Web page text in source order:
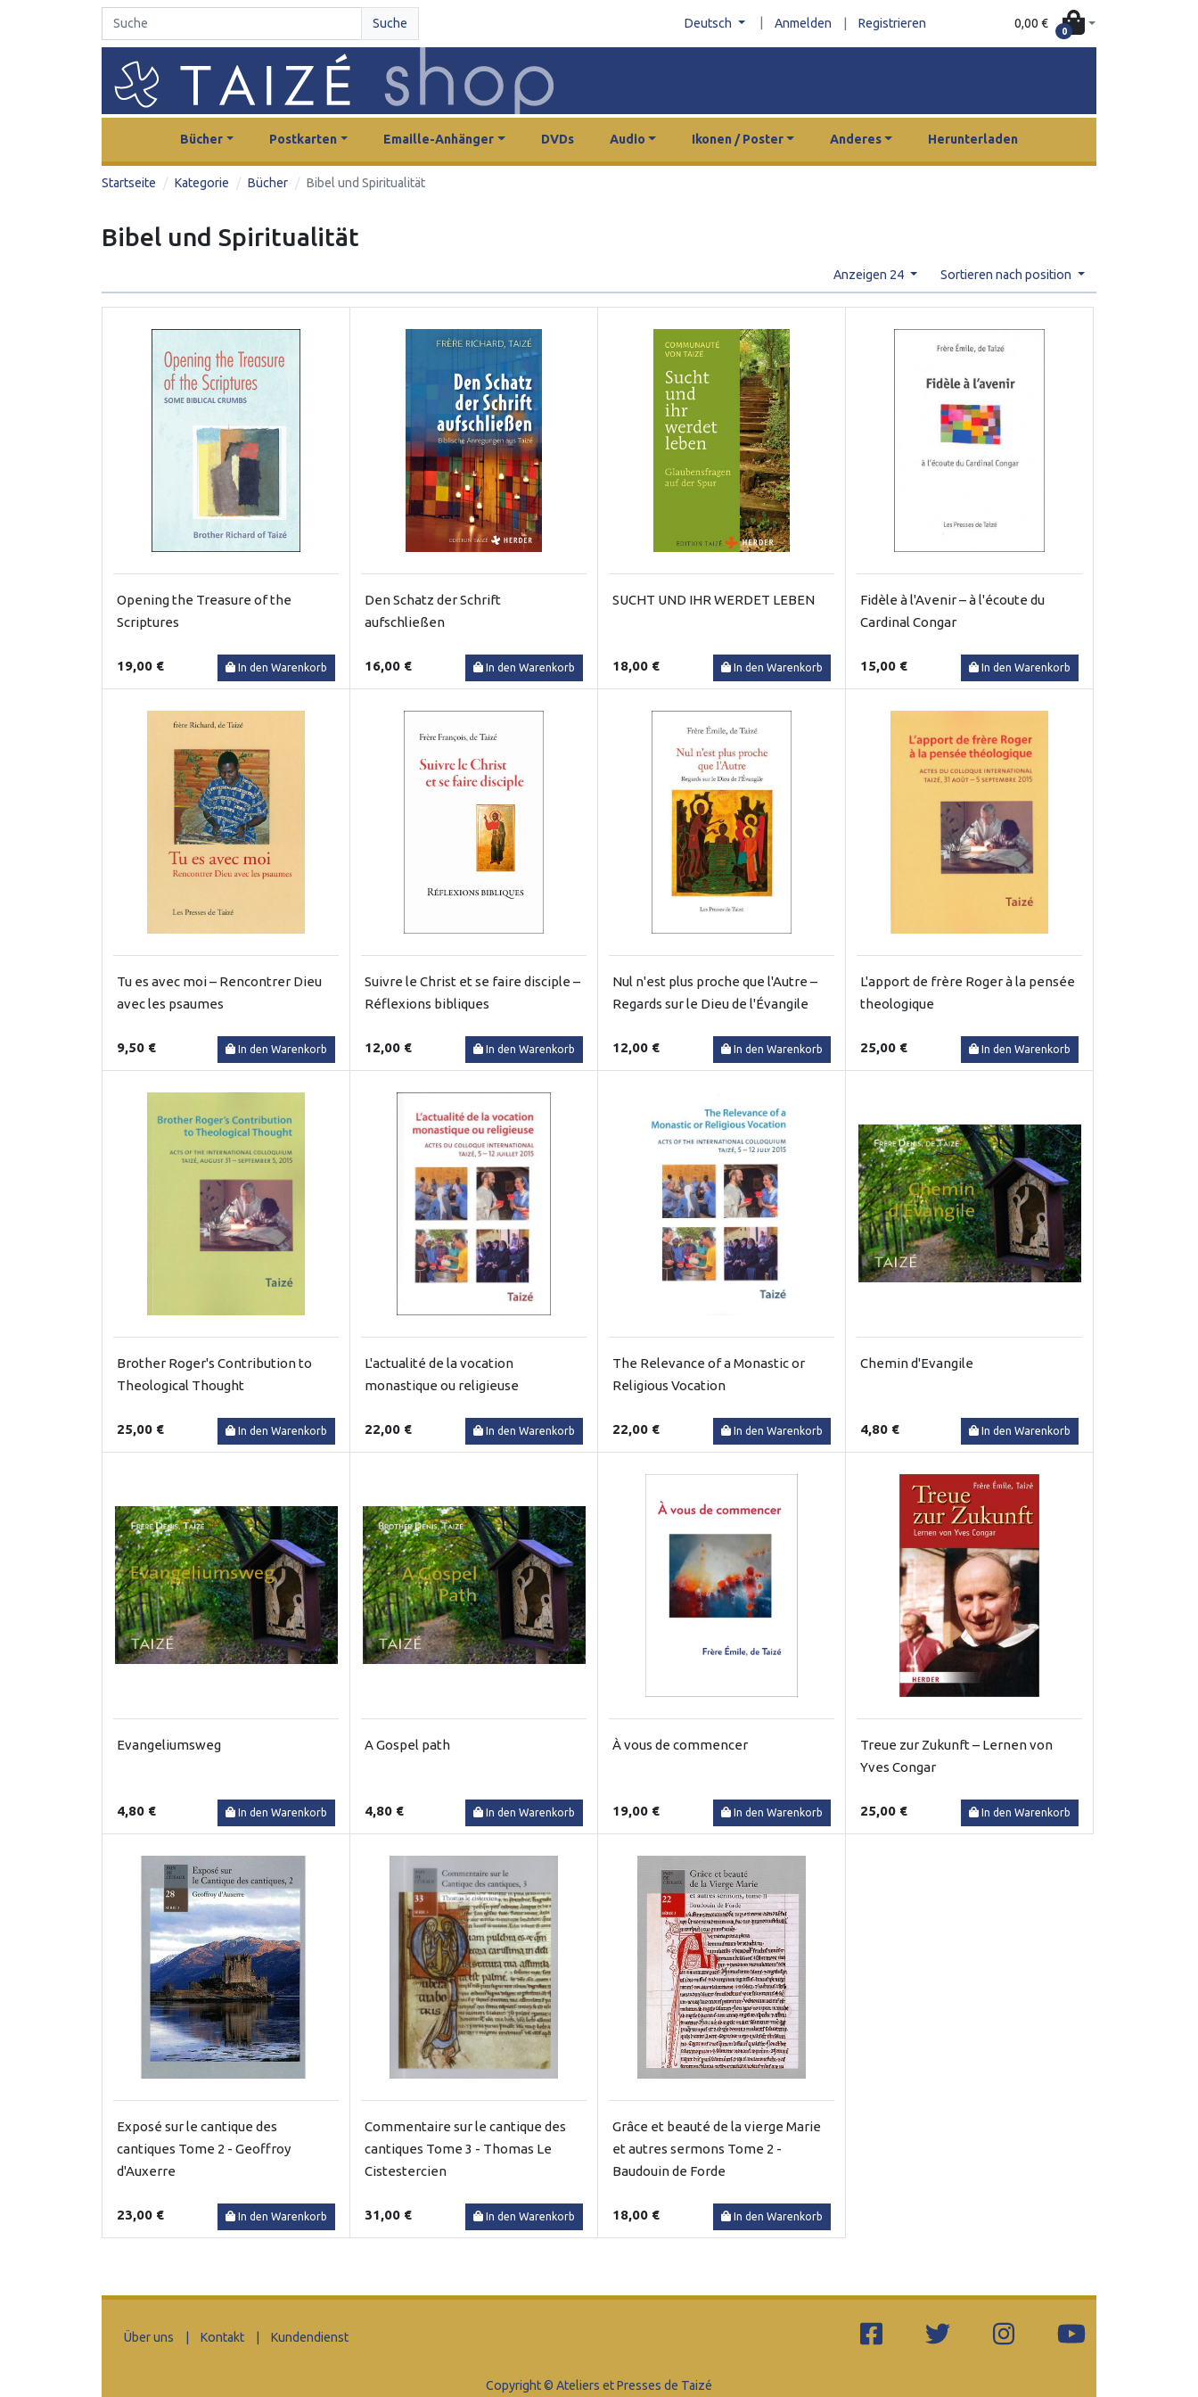
Suche Deutsch Anmelden Registrieren 0,00 €
0
Bücher Postkarten Emaille-Anhänger DVDs Audio Ikonen / Poster Anderes Herunterladen
Startseite Kategorie Bücher Bibel und Spiritualität
Bibel und Spiritualität
Anzeigen 24 Sortieren nach position
Opening the Treasure of the
Scriptures
19,00 € In den Warenkorb
Den Schatz der Schrift
aufschließen
16,00 € In den Warenkorb
SUCHT UND IHR WERDET LEBEN
18,00 € In den Warenkorb
Fidèle à l'Avenir – à l'écoute du
Cardinal Congar
15,00 € In den Warenkorb
Tu es avec moi – Rencontrer Dieu
avec les psaumes
9,50 € In den Warenkorb
Suivre le Christ et se faire disciple –
Réflexions bibliques
12,00 € In den Warenkorb
Nul n'est plus proche que l'Autre –
Regards sur le Dieu de l'Évangile
12,00 € In den Warenkorb
L'apport de frère Roger à la pensée
theologique
25,00 € In den Warenkorb
Brother Roger's Contribution to
Theological Thought
25,00 € In den Warenkorb
L'actualité de la vocation
monastique ou religieuse
22,00 € In den Warenkorb
The Relevance of a Monastic or
Religious Vocation
22,00 € In den Warenkorb
Chemin d'Evangile
4,80 € In den Warenkorb
Evangeliumsweg
4,80 € In den Warenkorb
A Gospel path
4,80 € In den Warenkorb
À vous de commencer
19,00 € In den Warenkorb
Treue zur Zukunft – Lernen von
Yves Congar
25,00 € In den Warenkorb
Exposé sur le cantique des
cantiques Tome 2 - Geoffroy
d'Auxerre
23,00 € In den Warenkorb
Commentaire sur le cantique des
cantiques Tome 3 - Thomas Le
Cistestercien
31,00 € In den Warenkorb
Grâce et beauté de la vierge Marie
et autres sermons Tome 2 -
Baudouin de Forde
18,00 € In den Warenkorb
Über uns | Kontakt | Kundendienst
Copyright © Ateliers et Presses de Taizé